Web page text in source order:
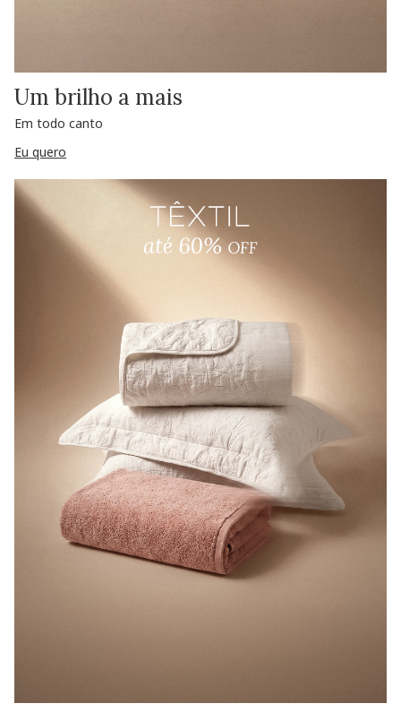
Um brilho a mais
Em todo canto
Eu quero